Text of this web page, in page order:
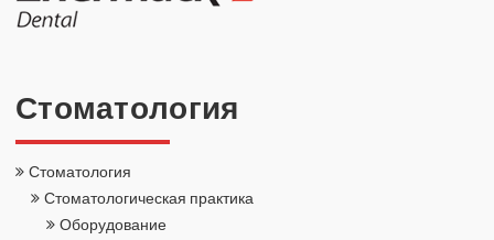
Сто­ма­то­ло­гия
Сто­ма­то­ло­гия
Сто­ма­то­ло­ги­че­ская прак­ти­ка
Обо­ру­до­ва­ние